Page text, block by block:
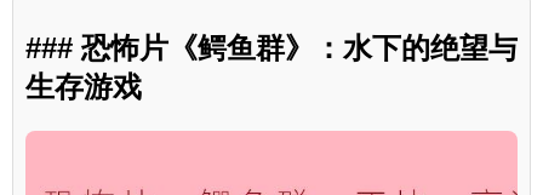
### 恐怖片《鳄鱼群》：水下的绝望与
生存游戏